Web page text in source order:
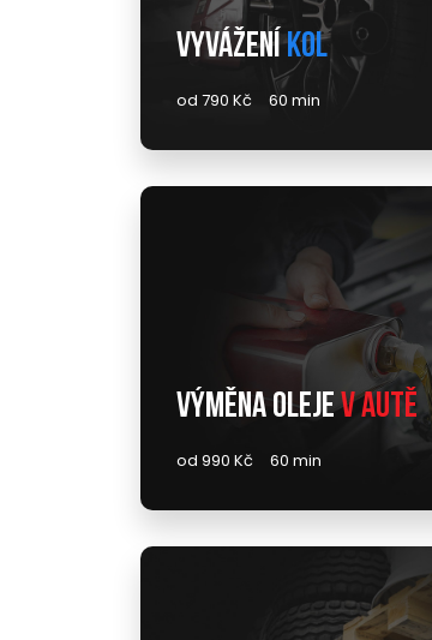
Vyváženíkol
od 790 Kč 60 min
Výměna olejev autě
od 990 Kč 60 min